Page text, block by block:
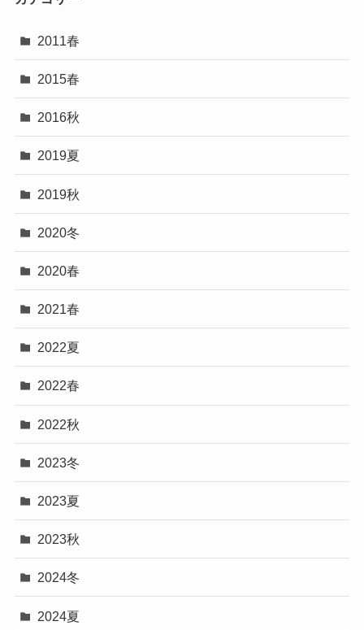
2011春
2015春
2016秋
2019夏
2019秋
2020冬
2020春
2021春
2022夏
2022春
2022秋
2023冬
2023夏
2023秋
2024冬
2024夏